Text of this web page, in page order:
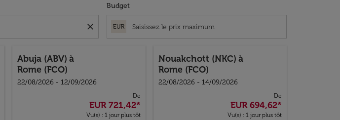
close
Budget
EUR
Abuja (ABV) à
Rome (FCO)
22/08/2026 - 12/09/2026
De
EUR 721,42*
Vu(s) : 1 jour plus tôt
Nouakchott (NKC) à
Rome (FCO)
22/08/2026 - 14/09/2026
De
EUR 694,62*
Vu(s) : 1 jour plus tôt